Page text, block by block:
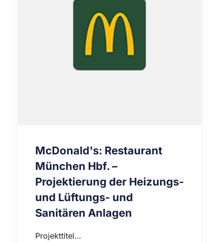
McDonald's: Restaurant
München Hbf. –
Projektierung der Heizungs-
und Lüftungs- und
Sanitären Anlagen
Projekttitel…